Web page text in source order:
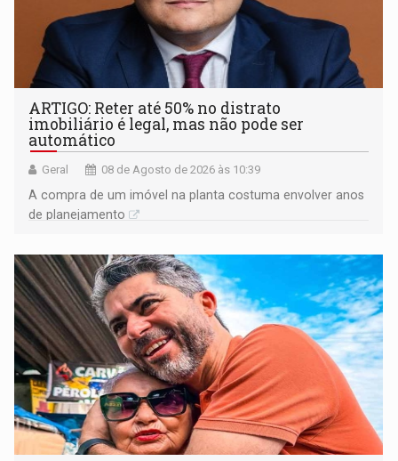
ARTIGO: Reter até 50% no distrato
imobiliário é legal, mas não pode ser
automático
Geral 08 de Agosto de 2026 às 10:39
A compra de um imóvel na planta costuma envolver anos
de planejamento